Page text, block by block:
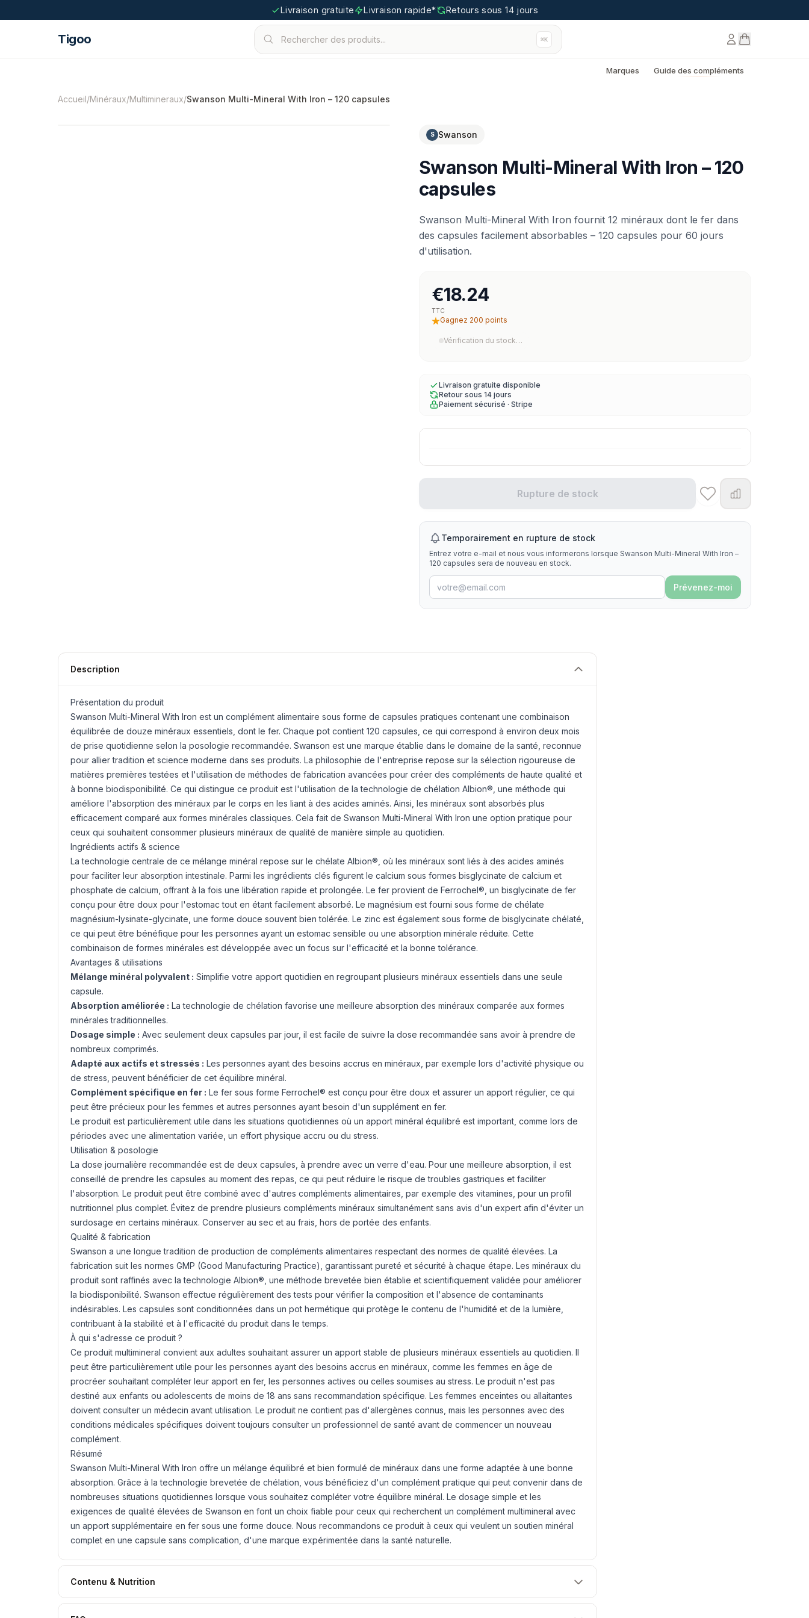
Livraison gratuite Livraison rapide* Retours sous 14 jours
Tigoo Rechercher des produits... ⌘K
Marques Guide des compléments
©2026Nutri Nordic AB.Tous droits réservés.tigoo.com
Accueil/Minéraux/Multimineraux/Swanson Multi-Mineral With Iron – 120 capsules
S Swanson
Swanson Multi-Mineral With Iron – 120
capsules
Swanson Multi-Mineral With Iron fournit 12 minéraux dont le fer dans
des capsules facilement absorbables – 120 capsules pour 60 jours
d'utilisation.
€18.24
TTC
Gagnez 200 points
Vérification du stock…
Livraison gratuite disponible
Retour sous 14 jours
Paiement sécurisé · Stripe
Rupture de stock
Temporairement en rupture de stock
Entrez votre e-mail et nous vous informerons lorsque Swanson Multi-Mineral With Iron –
120 capsules sera de nouveau en stock.
Prévenez-moi
Description
Présentation du produit
Swanson Multi-Mineral With Iron est un complément alimentaire sous forme de capsules pratiques contenant une combinaison
équilibrée de douze minéraux essentiels, dont le fer. Chaque pot contient 120 capsules, ce qui correspond à environ deux mois
de prise quotidienne selon la posologie recommandée. Swanson est une marque établie dans le domaine de la santé, reconnue
pour allier tradition et science moderne dans ses produits. La philosophie de l'entreprise repose sur la sélection rigoureuse de
matières premières testées et l'utilisation de méthodes de fabrication avancées pour créer des compléments de haute qualité et
à bonne biodisponibilité. Ce qui distingue ce produit est l'utilisation de la technologie de chélation Albion®, une méthode qui
améliore l'absorption des minéraux par le corps en les liant à des acides aminés. Ainsi, les minéraux sont absorbés plus
efficacement comparé aux formes minérales classiques. Cela fait de Swanson Multi-Mineral With Iron une option pratique pour
ceux qui souhaitent consommer plusieurs minéraux de qualité de manière simple au quotidien.
Ingrédients actifs & science
La technologie centrale de ce mélange minéral repose sur le chélate Albion®, où les minéraux sont liés à des acides aminés
pour faciliter leur absorption intestinale. Parmi les ingrédients clés figurent le calcium sous formes bisglycinate de calcium et
phosphate de calcium, offrant à la fois une libération rapide et prolongée. Le fer provient de Ferrochel®, un bisglycinate de fer
conçu pour être doux pour l'estomac tout en étant facilement absorbé. Le magnésium est fourni sous forme de chélate
magnésium-lysinate-glycinate, une forme douce souvent bien tolérée. Le zinc est également sous forme de bisglycinate chélaté,
ce qui peut être bénéfique pour les personnes ayant un estomac sensible ou une absorption minérale réduite. Cette
combinaison de formes minérales est développée avec un focus sur l'efficacité et la bonne tolérance.
Avantages & utilisations
Mélange minéral polyvalent : Simplifie votre apport quotidien en regroupant plusieurs minéraux essentiels dans une seule
capsule.
Absorption améliorée : La technologie de chélation favorise une meilleure absorption des minéraux comparée aux formes
minérales traditionnelles.
Dosage simple : Avec seulement deux capsules par jour, il est facile de suivre la dose recommandée sans avoir à prendre de
nombreux comprimés.
Adapté aux actifs et stressés : Les personnes ayant des besoins accrus en minéraux, par exemple lors d'activité physique ou
de stress, peuvent bénéficier de cet équilibre minéral.
Complément spécifique en fer : Le fer sous forme Ferrochel® est conçu pour être doux et assurer un apport régulier, ce qui
peut être précieux pour les femmes et autres personnes ayant besoin d'un supplément en fer.
Le produit est particulièrement utile dans les situations quotidiennes où un apport minéral équilibré est important, comme lors de
périodes avec une alimentation variée, un effort physique accru ou du stress.
Utilisation & posologie
La dose journalière recommandée est de deux capsules, à prendre avec un verre d'eau. Pour une meilleure absorption, il est
conseillé de prendre les capsules au moment des repas, ce qui peut réduire le risque de troubles gastriques et faciliter
l'absorption. Le produit peut être combiné avec d'autres compléments alimentaires, par exemple des vitamines, pour un profil
nutritionnel plus complet. Évitez de prendre plusieurs compléments minéraux simultanément sans avis d'un expert afin d'éviter un
surdosage en certains minéraux. Conserver au sec et au frais, hors de portée des enfants.
Qualité & fabrication
Swanson a une longue tradition de production de compléments alimentaires respectant des normes de qualité élevées. La
fabrication suit les normes GMP (Good Manufacturing Practice), garantissant pureté et sécurité à chaque étape. Les minéraux du
produit sont raffinés avec la technologie Albion®, une méthode brevetée bien établie et scientifiquement validée pour améliorer
la biodisponibilité. Swanson effectue régulièrement des tests pour vérifier la composition et l'absence de contaminants
indésirables. Les capsules sont conditionnées dans un pot hermétique qui protège le contenu de l'humidité et de la lumière,
contribuant à la stabilité et à l'efficacité du produit dans le temps.
À qui s'adresse ce produit ?
Ce produit multimineral convient aux adultes souhaitant assurer un apport stable de plusieurs minéraux essentiels au quotidien. Il
peut être particulièrement utile pour les personnes ayant des besoins accrus en minéraux, comme les femmes en âge de
procréer souhaitant compléter leur apport en fer, les personnes actives ou celles soumises au stress. Le produit n'est pas
destiné aux enfants ou adolescents de moins de 18 ans sans recommandation spécifique. Les femmes enceintes ou allaitantes
doivent consulter un médecin avant utilisation. Le produit ne contient pas d'allergènes connus, mais les personnes avec des
conditions médicales spécifiques doivent toujours consulter un professionnel de santé avant de commencer un nouveau
complément.
Résumé
Swanson Multi-Mineral With Iron offre un mélange équilibré et bien formulé de minéraux dans une forme adaptée à une bonne
absorption. Grâce à la technologie brevetée de chélation, vous bénéficiez d'un complément pratique qui peut convenir dans de
nombreuses situations quotidiennes lorsque vous souhaitez compléter votre équilibre minéral. Le dosage simple et les
exigences de qualité élevées de Swanson en font un choix fiable pour ceux qui recherchent un complément multimineral avec
un apport supplémentaire en fer sous une forme douce. Nous recommandons ce produit à ceux qui veulent un soutien minéral
complet en une capsule sans complication, d'une marque expérimentée dans la santé naturelle.
Contenu & Nutrition